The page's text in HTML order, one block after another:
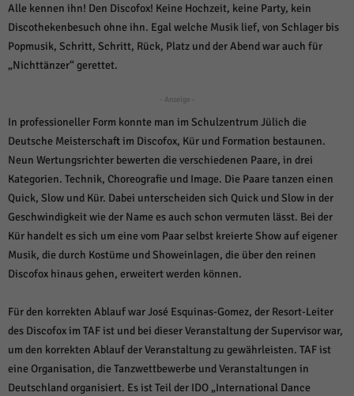
Alle kennen ihn! Den Discofox! Keine Hochzeit, keine Party, kein
Discothekenbesuch ohne ihn. Egal welche Musik lief, von Schlager bis
Popmusik, Schritt, Schritt, Rück, Platz und der Abend war auch für
„Nichttänzer“ gerettet.
- Anzeige -
In professioneller Form konnte man im Schulzentrum Jülich die
Deutsche Meisterschaft im Discofox, Kür und Formation bestaunen.
Neun Wertungsrichter bewerten die verschiedenen Paare, in drei
Kategorien. Technik, Choreografie und Image. Die Paare tanzen einen
Quick, Slow und Kür. Dabei unterscheiden sich Quick und Slow in der
Geschwindigkeit wie der Name es auch schon vermuten lässt. Bei der
Kür handelt es sich um eine vom Paar selbst kreierte Show auf eigener
Musik, die durch Kostüme und Showeinlagen, die über den reinen
Discofox hinaus gehen, erweitert werden können.
Für den korrekten Ablauf war José Esquinas-Gomez, der Resort-Leiter
des Discofox im TAF ist und bei dieser Veranstaltung der Supervisor war,
um den korrekten Ablauf der Veranstaltung zu gewährleisten. TAF ist
eine Organisation, die Tanzwettbewerbe und Veranstaltungen in
Deutschland organisiert. Es ist Teil der IDO „International Dance
Statistiken (1)
Statistik Cookies erfassen Informationen anonym. Diese Informationen helfen
uns zu verstehen, wie unsere Besucher unsere Website nutzen.
Marketing-Cookies werden von Drittanbietern oder Publishern verwendet,
um personalisierte Werbung anzuzeigen. Sie tun dies, indem sie Besucher
über Websites hinweg verfolgen.
Cookie-Informationen anzeigen
Externe Medien (6)
Inhalte von Videoplattformen und Social-Media-Plattformen werden
standardmäßig blockiert. Wenn Cookies von externen Medien akzeptiert
werden, bedarf der Zugriff auf diese Inhalte keiner manuellen Einwilligung
Cookie-Informationen anzeigen
powered by Borlabs Cookie Datenschutzerklärung Impressum